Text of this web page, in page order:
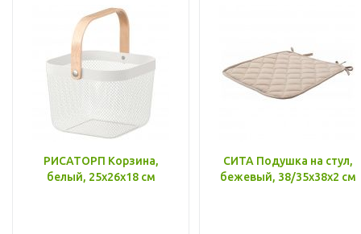
РИСАТОРП Корзина,
белый, 25x26x18 см
СИТА Подушка на стул,
бежевый, 38/35x38x2 см